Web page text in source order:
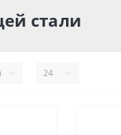
стали